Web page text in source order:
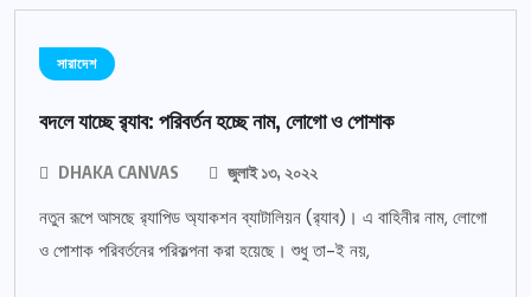
সারাদেশ
বদলে যাচ্ছে র‌্যাব: পরিবর্তন হচ্ছে নাম, লোগো ও পোশাক
DHAKA CANVAS জুলাই ১৩, ২০২২
নতুন রূপে আসছে র‌্যাপিড অ্যাকশন ব্যাটালিয়ন (র‌্যাব)। এ বাহিনীর নাম, লোগো
ও পোশাক পরিবর্তনের পরিকল্পনা করা হয়েছে। শুধু তা-ই নয়,